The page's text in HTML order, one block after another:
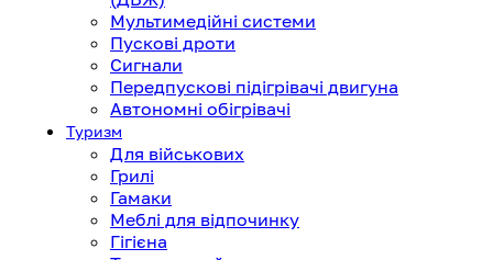
Мультимедійні системи
Пускові дроти
Сигнали
Передпускові підігрівачі двигуна
Автономні обігрівачі
Туризм
Для військових
Грилі
Гамаки
Меблі для відпочинку
Гігієна